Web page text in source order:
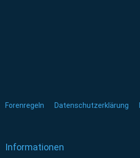
Forenregeln Datenschutzerklärung
Informationen